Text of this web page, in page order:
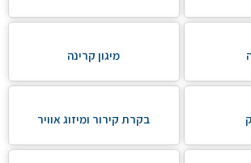
מיגון קרינה
בקרת קירור ומיזוג אוויר